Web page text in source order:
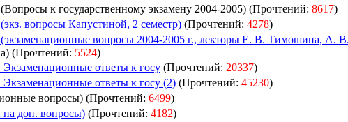
(Вопросы к государственному экзамену 2004-2005) (Прочтений: 8617)
вопросы Капустиной, 2 семестр) (Прочтений: 4278)
(экзаменационные вопросы 2004-2005 г., лекторы Е. В. Тимошина, А.
(Прочтений: 5524)
Экзаменационные ответы к госу (Прочтений: 20337)
Экзаменационные ответы к госу (2) (Прочтений: 45230)
вопросы) (Прочтений: 6499)
на доп. вопросы) (Прочтений: 4182)